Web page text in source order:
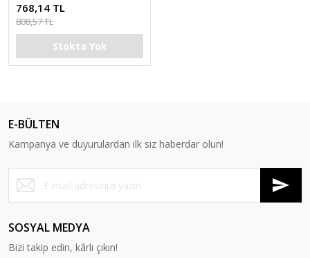
768,14 TL
808,57 TL
Stokta Yok
E-BÜLTEN
Kampanya ve duyurulardan ilk siz haberdar olun!
SOSYAL MEDYA
Bizi takip edin, kârlı çıkın!